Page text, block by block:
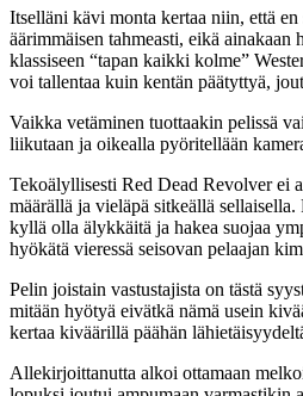
Itselläni kävi monta kertaa niin, että
äärimmäisen tahmeasti, eikä
klassiseen “tapan kaikki kolme”
voi tallentaa kuin kentän päätyttyä,
Vaikka vetäminen tuottaakin pelissä
liikutaan ja oikealla pyöritellään
Tekoälyllisesti Red Dead Revolver ei
määrällä ja vieläpä sitkeällä
kyllä olla älykkäitä ja hakea suojaa
hyökätä vieressä seisovan pelaajan
Pelin joistain vastustajista on tästä
mitään hyötyä eivätkä nämä usein
kertaa kiväärillä päähän
Allekirjoittanutta alkoi ottamaan